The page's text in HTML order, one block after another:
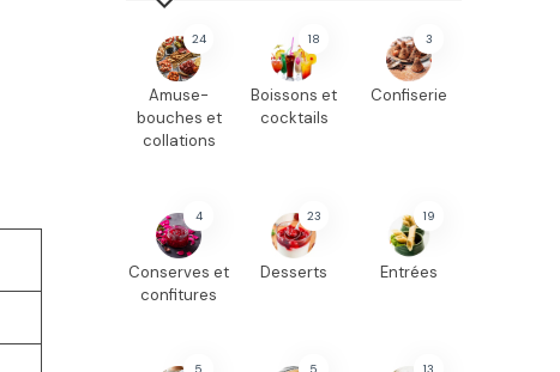
24
Amuse-
bouches et
collations
18
Boissons et
cocktails
3
Confiserie
4
Conserves et
confitures
23
Desserts
19
Entrées
5 5 13